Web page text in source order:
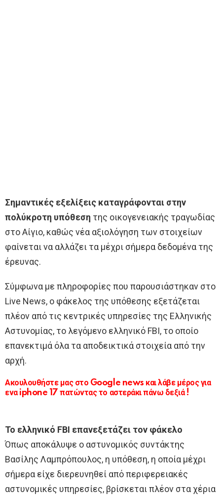
Σημαντικές εξελίξεις καταγράφονται στην
πολύκροτη υπόθεση της οικογενειακής τραγωδίας
στο Αίγιο, καθώς νέα αξιολόγηση των στοιχείων
φαίνεται να αλλάζει τα μέχρι σήμερα δεδομένα της
έρευνας.
Σύμφωνα με πληροφορίες που παρουσιάστηκαν στο
Live News, ο φάκελος της υπόθεσης εξετάζεται
πλέον από τις κεντρικές υπηρεσίες της Ελληνικής
Αστυνομίας, το λεγόμενο ελληνικό FBI, το οποίο
επανεκτιμά όλα τα αποδεικτικά στοιχεία από την
αρχή.
Ακουλουθήστε μας στο Google news και λάβε μέρος για
ενα iphone 17 πατώντας το αστεράκι πάνω δεξιά !
Το ελληνικό FBI επανεξετάζει τον φάκελο
Όπως αποκάλυψε ο αστυνομικός συντάκτης
Βασίλης Λαμπρόπουλος, η υπόθεση, η οποία μέχρι
σήμερα είχε διερευνηθεί από περιφερειακές
αστυνομικές υπηρεσίες, βρίσκεται πλέον στα χέρια